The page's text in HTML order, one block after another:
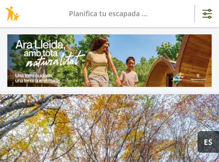
ES
Planifica tu escapada ...